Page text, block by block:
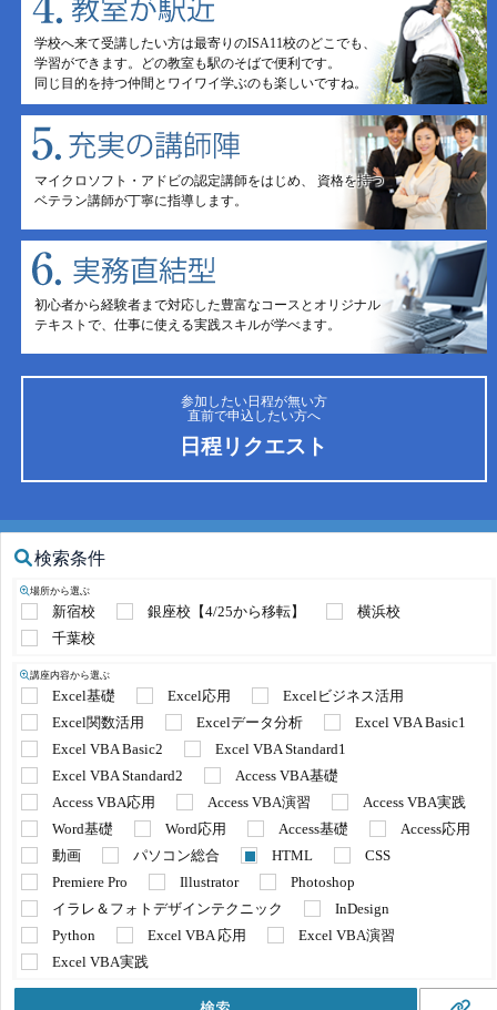
学校へ来て受講したい方は最寄りのISA11校のどこでも、
学習ができます。どの教室も駅のそばで便利です。
同じ目的を持つ仲間とワイワイ学ぶのも楽しいですね。
マイクロソフト・アドビの認定講師をはじめ、 資格を持つ
ベテラン講師が丁寧に指導します。
初心者から経験者まで対応した豊富なコースとオリジナル
テキストで、仕事に使える実践スキルが学べます。
参加したい日程が無い方
直前で申込したい方へ
日程リクエスト
検索条件
場所から選ぶ
新宿校 銀座校【4/25から移転】
横浜校
千葉校
講座内容から選ぶ
Excel基礎 Excel応用
Excelビジネス活用
Excel関数活用
Excelデータ分析
Excel VBA Basic1
Excel VBA Basic2
Excel VBA Standard1
Excel VBA Standard2
Access VBA基礎
Access VBA応用
Access VBA演習
Access VBA実践
Word基礎
Word応用 Access基礎
Access応用
動画
パソコン総合 HTML
CSS
Premiere Pro
Illustrator
Photoshop
イラレ＆フォトデザインテクニック
InDesign
Python
Excel VBA 応用
Excel VBA演習
Excel VBA実践